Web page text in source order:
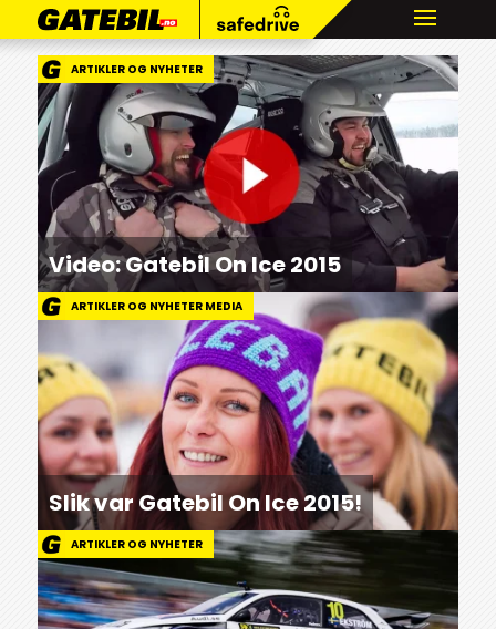
ARTIKLER OG NYHETER
Video: Gatebil On Ice 2015
ARTIKLER OG NYHETER MEDIA
Slik var Gatebil On Ice 2015!
ARTIKLER OG NYHETER